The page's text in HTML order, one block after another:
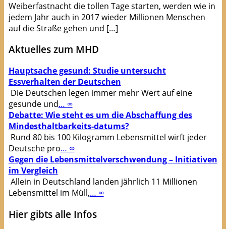
Weiberfastnacht die tollen Tage starten, werden wie in
jedem Jahr auch in 2017 wieder Millionen Menschen
auf die Straße gehen und […]
Aktuelles zum MHD
Hauptsache gesund: Studie untersucht
Essverhalten der Deutschen
Die Deutschen legen immer mehr Wert auf eine
gesunde und… ∞
Debatte: Wie steht es um die Abschaffung des
Mindesthaltbarkeits-datums?
Rund 80 bis 100 Kilogramm Lebensmittel wirft jeder
Deutsche pro… ∞
Gegen die Lebensmittelverschwendung – Initiativen
im Vergleich
Allein in Deutschland landen jährlich 11 Millionen
Lebensmittel im Müll,… ∞
Hier gibts alle Infos